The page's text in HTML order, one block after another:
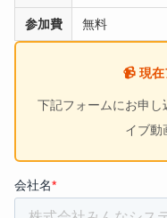
参加費 無料
📹 現在
下記フォームにお申し
イブ動